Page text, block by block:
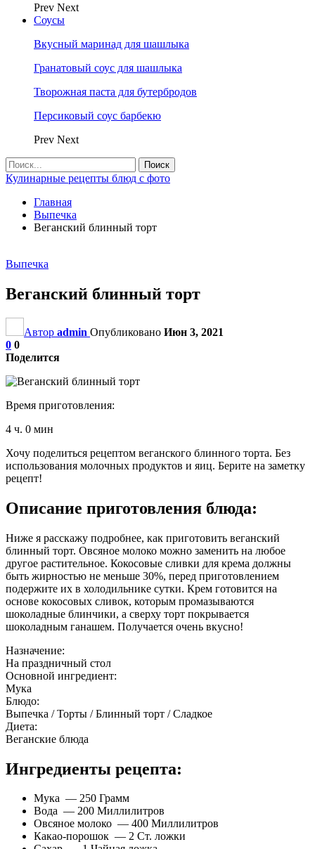
Prev Next
Соусы
Вкусный маринад для шашлыка
Гранатовый соус для шашлыка
Творожная паста для бутербродов
Персиковый соус барбекю
Prev Next
Кулинарные рецепты блюд с фото
Главная
Выпечка
Веганский блинный торт
Выпечка
Веганский блинный торт
Автор admin Опубликовано Июн 3, 2021
0 0
Поделится
Время приготовления:
4 ч. 0 мин
Хочу поделиться рецептом веганского блинного торта. Без
использования молочных продуктов и яиц. Берите на заметку
рецепт!
Описание приготовления блюда:
Ниже я расскажу подробнее, как приготовить веганский
блинный торт. Овсяное молоко можно заменить на любое
другое растительное. Кокосовые сливки для крема должны
быть жирностью не меньше 30%, перед приготовлением
подержите их в холодильнике сутки. Крем готовится на
основе кокосовых сливок, которым промазываются
шоколадные блинчики, а сверху торт покрывается
шоколадным ганашем. Получается очень вкусно!
Назначение:
На праздничный стол
Основной ингредиент:
Мука
Блюдо:
Выпечка / Торты / Блинный торт / Сладкое
Диета:
Веганские блюда
Ингредиенты рецепта:
Мука — 250 Грамм
Вода — 200 Миллилитров
Овсяное молоко — 400 Миллилитров
Какао-порошок — 2 Ст. ложки